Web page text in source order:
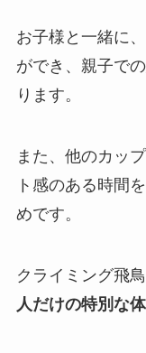
お子様と一緒に
ができ、親子での
ります。
また、他のカッ
ト感のある時間
めです。
クライミング飛
人だけの特別な